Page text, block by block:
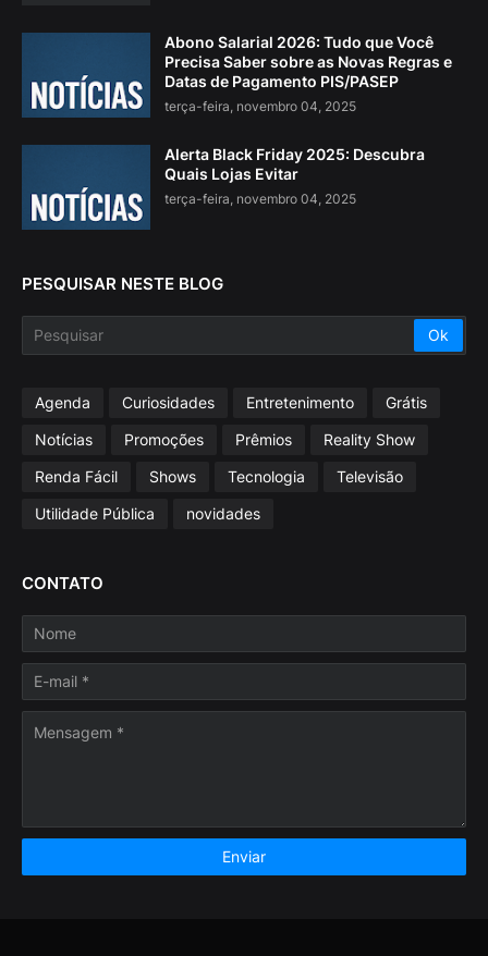
Abono Salarial 2026: Tudo que Você
Precisa Saber sobre as Novas Regras e
Datas de Pagamento PIS/PASEP
terça-feira, novembro 04, 2025
Alerta Black Friday 2025: Descubra
Quais Lojas Evitar
terça-feira, novembro 04, 2025
PESQUISAR NESTE BLOG
Agenda Curiosidades Entretenimento
Grátis
Notícias
Promoções Prêmios
Reality Show
Renda Fácil
Shows Tecnologia
Televisão
Utilidade Pública
novidades
CONTATO